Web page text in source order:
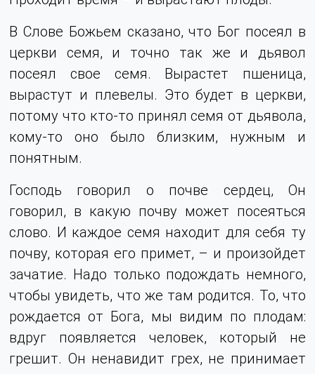
В Слове Божьем сказано, что Бог посеял в
церкви семя, и точно так же и дьявол
посеял свое семя. Вырастет пшеница,
вырастут и плевелы. Это будет в церкви,
потому что кто-то принял семя от дьявола,
кому-то оно было близким, нужным и
понятным.
Господь говорил о почве сердец, Он
говорил, в какую почву может посеяться
слово. И каждое семя находит для себя ту
почву, которая его примет, – и произойдет
зачатие. Надо только подождать немного,
чтобы увидеть, что же там родится. То, что
рождается от Бога, мы видим по плодам:
вдруг появляется человек, который не
грешит. Он ненавидит грех, не принимает